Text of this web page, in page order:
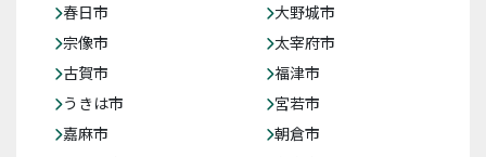
春日市
大野城市
宗像市
太宰府市
古賀市
福津市
うきは市
宮若市
嘉麻市
朝倉市